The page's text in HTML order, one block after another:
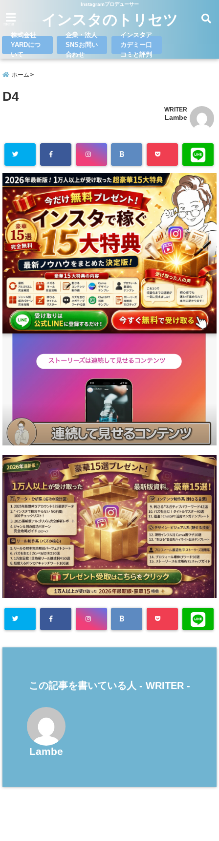
Instagramプロデューサー
インスタのトリセツ
株式会社
YARDにつ
いて
企業・法人
SNSお問い
合わせ
インスタア
カデミー口
コミと評判
ホーム
D4
WRITER
Lambe
この記事を書いている人 - WRITER -
Lambe